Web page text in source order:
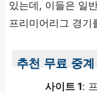
있는데, 이들은 일
프리미어리그 경기
추천 무료 중
사이트 1: